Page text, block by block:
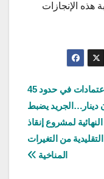
هذه الإنجازات
توزر : باعتمادات في حدود 45
دينار…الجريد يضبط
النهائية لمشروع إنقاذ
من التغيرات
المناخية